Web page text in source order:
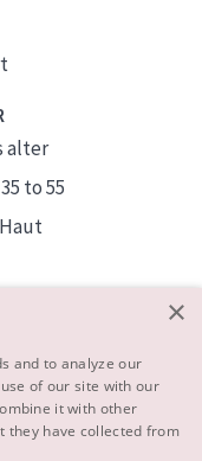
alter
to 55
×
and to analyze our
of our site with our
it with other
they have collected from